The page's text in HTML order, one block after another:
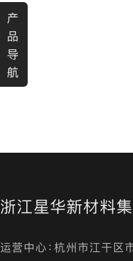
浙江星华新材料
运营中心：杭州市江干区
产
品
导
航